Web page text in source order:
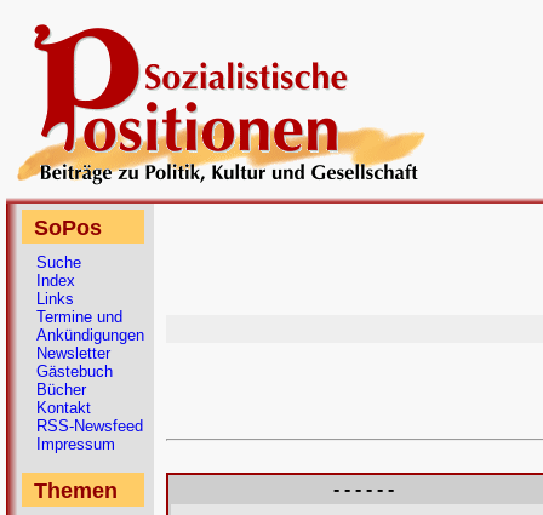
- - - - - -
SoPos
Suche
Index
Links
Termine und
Ankündigungen
Newsletter
Gästebuch
Bücher
Kontakt
RSS-Newsfeed
Impressum
Themen